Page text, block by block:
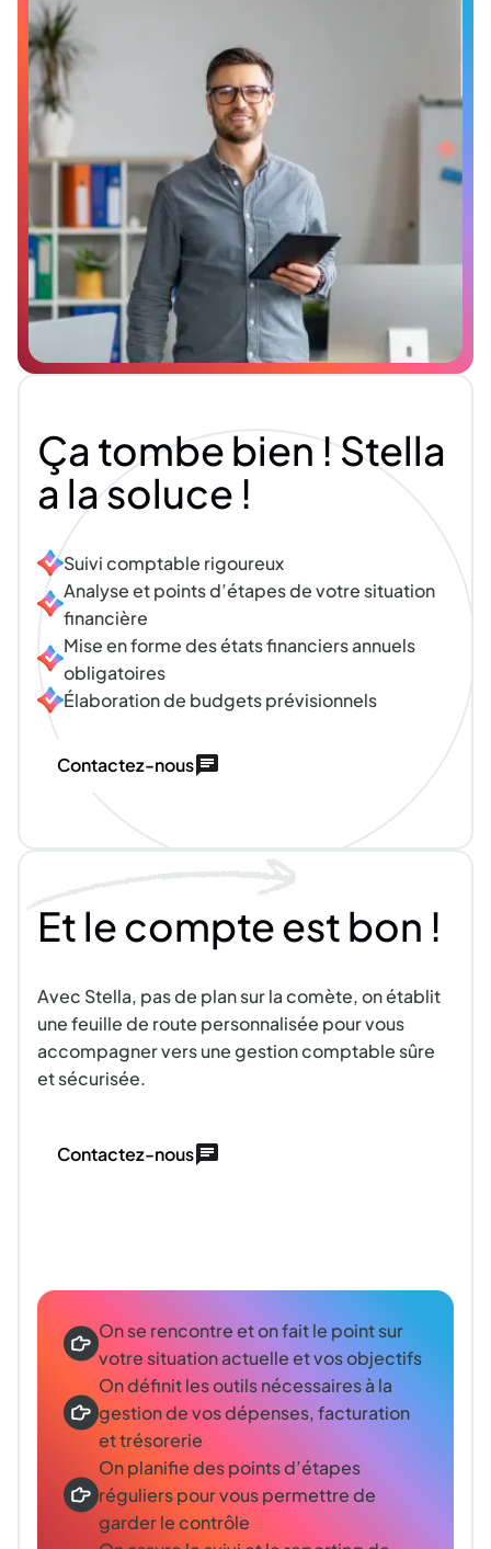
Ça tombebien!Stella
a lasoluce !
Suivi comptable rigoureux
Analyse et points d’étapes de votre situation
financière
Mise en forme des états financiers annuels
obligatoires
Élaboration de budgets prévisionnels
Contactez-nous
Et lecompteest bon !
Avec Stella, pas de plan sur la comète, on établit
une feuille de route personnalisée pour vous
accompagner vers une gestion comptable sûre
et sécurisée.
Contactez-nous
On se rencontre et on fait le point sur
votre situation actuelle et vos objectifs
On définit les outils nécessaires à la
gestion de vos dépenses, facturation
et trésorerie
On planifie des points d’étapes
réguliers pour vous permettre de
garder le contrôle